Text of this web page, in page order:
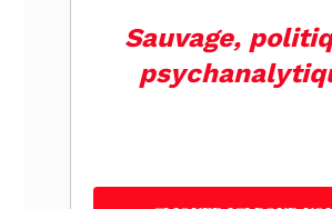
Sauvage,